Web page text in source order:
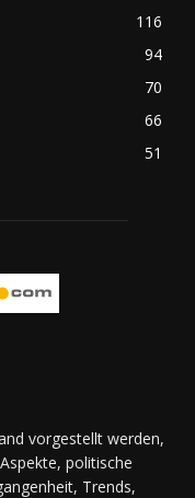
116
94
70
66
51
vorgestellt werden,
politische
Trends,